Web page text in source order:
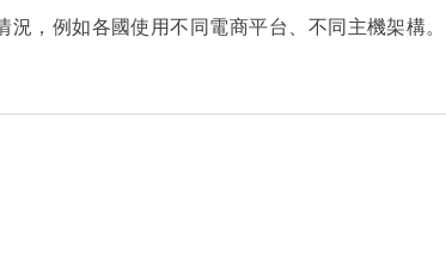
況，例如各國使用不同電商平台、不同主機架構